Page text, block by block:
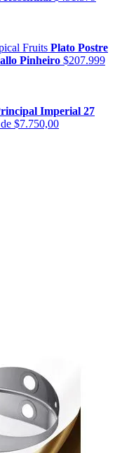
Plato Postre
Pinheiro $207.999
Imperial 27
$7.750,00